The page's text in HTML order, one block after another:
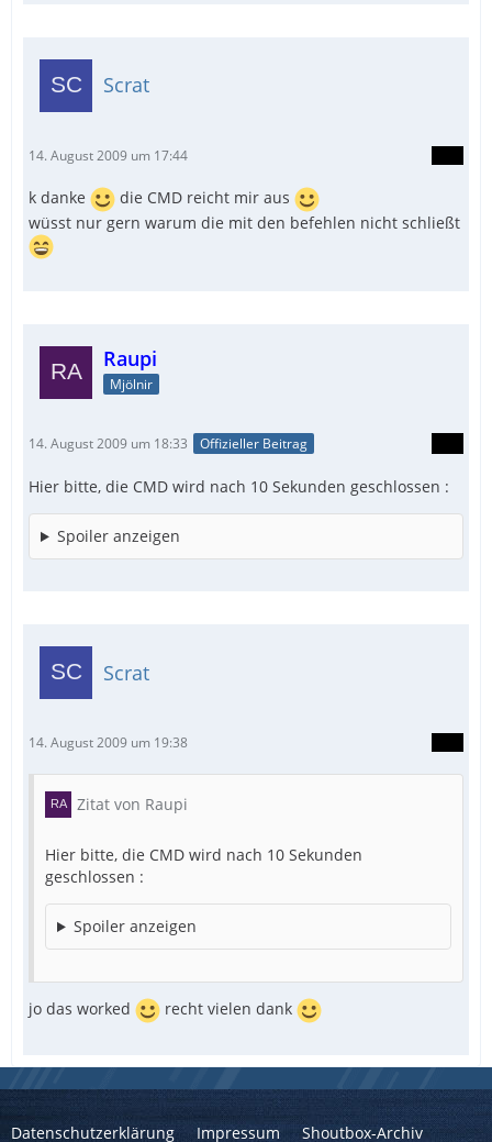
Scrat
14. August 2009 um 17:44
k danke
die CMD reicht mir aus
wüsst nur gern warum die mit den befehlen nicht schließt
Raupi
Mjölnir
14. August 2009 um 18:33 Offizieller Beitrag
Hier bitte, die CMD wird nach 10 Sekunden geschlossen :
Spoiler anzeigen
Scrat
14. August 2009 um 19:38
Zitat von Raupi
Hier bitte, die CMD wird nach 10 Sekunden
geschlossen :
Spoiler anzeigen
jo das worked recht vielen dank
Datenschutzerklärung Impressum Shoutbox-Archiv